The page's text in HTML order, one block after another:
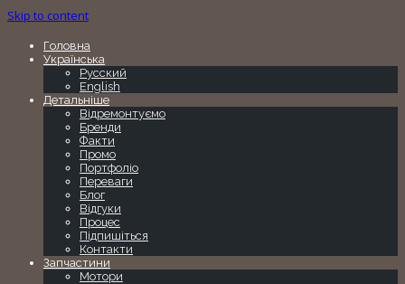
Skip to content
Головна
Українська
Русский
English
Детальніше
Відремонтуємо
Бренди
Факти
Промо
Портфоліо
Переваги
Блог
Відгуки
Процес
Підпишіться
Контакти
Запчастини
Мотори